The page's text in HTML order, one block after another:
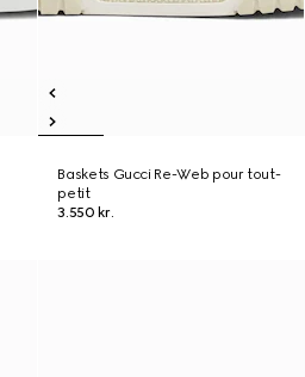
Baskets Gucci Re-Web pour tout-
petit
3.550 kr.